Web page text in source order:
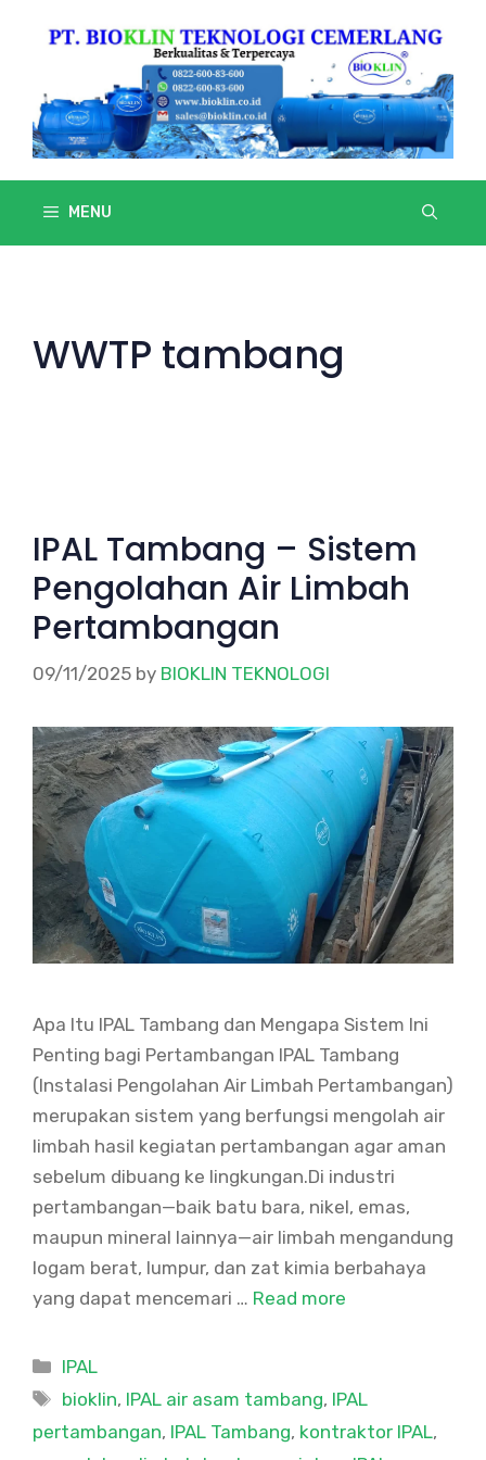
MENU
WWTP tambang
IPAL Tambang – Sistem
Pengolahan Air Limbah
Pertambangan
09/11/2025 by BIOKLIN TEKNOLOGI
Apa Itu IPAL Tambang dan Mengapa Sistem Ini
Penting bagi Pertambangan IPAL Tambang
(Instalasi Pengolahan Air Limbah Pertambangan)
merupakan sistem yang berfungsi mengolah air
limbah hasil kegiatan pertambangan agar aman
sebelum dibuang ke lingkungan.Di industri
pertambangan—baik batu bara, nikel, emas,
maupun mineral lainnya—air limbah mengandung
logam berat, lumpur, dan zat kimia berbahaya
yang dapat mencemari … Read more
Categories
IPAL
Tags
bioklin, IPAL air asam tambang, IPAL
pertambangan, IPAL Tambang, kontraktor IPAL,